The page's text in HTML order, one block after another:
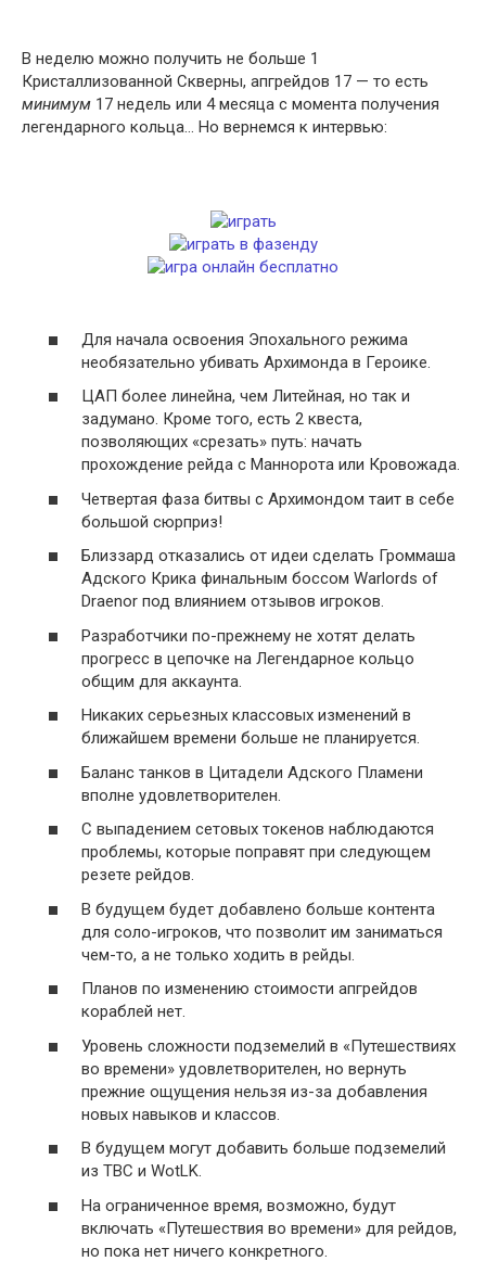
В неделю можно получить не больше 1
Кристаллизованной Скверны, апгрейдов 17 — то есть
минимум 17 недель или 4 месяца с момента получения
легендарного кольца… Но вернемся к интервью:
Для начала освоения Эпохального режима
необязательно убивать Архимонда в Героике.
ЦАП более линейна, чем Литейная, но так и
задумано. Кроме того, есть 2 квеста,
позволяющих «срезать» путь: начать
прохождение рейда с Маннорота или Кровожада.
Четвертая фаза битвы с Архимондом таит в себе
большой сюрприз!
Близзард отказались от идеи сделать Громмаша
Адского Крика финальным боссом Warlords of
Draenor под влиянием отзывов игроков.
Разработчики по-прежнему не хотят делать
прогресс в цепочке на Легендарное кольцо
общим для аккаунта.
Никаких серьезных классовых изменений в
ближайшем времени больше не планируется.
Баланс танков в Цитадели Адского Пламени
вполне удовлетворителен.
С выпадением сетовых токенов наблюдаются
проблемы, которые поправят при следующем
резете рейдов.
В будущем будет добавлено больше контента
для соло-игроков, что позволит им заниматься
чем-то, а не только ходить в рейды.
Планов по изменению стоимости апгрейдов
кораблей нет.
Уровень сложности подземелий в «Путешествиях
во времени» удовлетворителен, но вернуть
прежние ощущения нельзя из-за добавления
новых навыков и классов.
В будущем могут добавить больше подземелий
из TBC и WotLK.
На ограниченное время, возможно, будут
включать «Путешествия во времени» для рейдов,
но пока нет ничего конкретного.